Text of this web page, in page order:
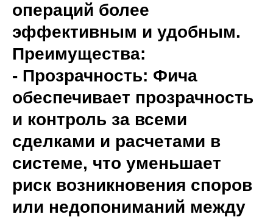
операций более
эффективным и удобным.
Преимущества:
- Прозрачность: Фича
обеспечивает прозрачность
и контроль за всеми
сделками и расчетами в
системе, что уменьшает
риск возникновения споров
или недопониманий между